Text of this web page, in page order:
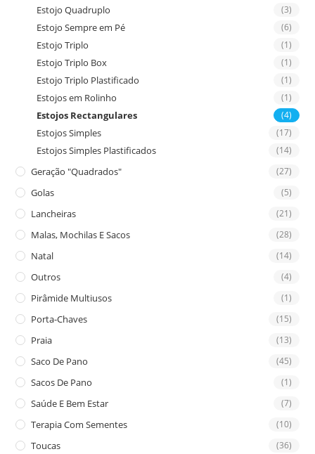
Estojo Quadruplo (3)
Estojo Sempre em Pé (6)
Estojo Triplo (1)
Estojo Triplo Box (1)
Estojo Triplo Plastificado (1)
Estojos em Rolinho (1)
Estojos Rectangulares (4)
Estojos Simples (17)
Estojos Simples Plastificados (14)
Geração "Quadrados" (27)
Golas (5)
Lancheiras (21)
Malas, Mochilas E Sacos (28)
Natal (14)
Outros (4)
Pirâmide Multiusos (1)
Porta-Chaves (15)
Praia (13)
Saco De Pano (45)
Sacos De Pano (1)
Saúde E Bem Estar (7)
Terapia Com Sementes (10)
Toucas (36)